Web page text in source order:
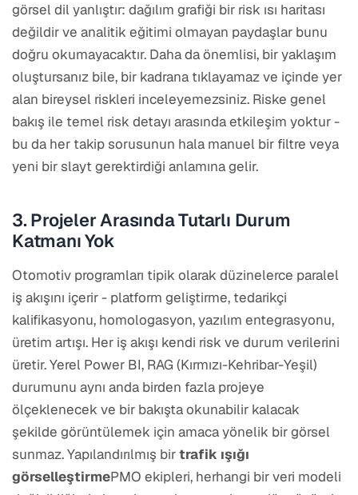
görsel dil yanlıştır: dağılım grafiği bir risk ısı haritası
değildir ve analitik eğitimi olmayan paydaşlar bunu
doğru okumayacaktır. Daha da önemlisi, bir yaklaşım
oluştursanız bile, bir kadrana tıklayamaz ve içinde yer
alan bireysel riskleri inceleyemezsiniz. Riske genel
bakış ile temel risk detayı arasında etkileşim yoktur -
bu da her takip sorusunun hala manuel bir filtre veya
yeni bir slayt gerektirdiği anlamına gelir.
3. Projeler Arasında Tutarlı Durum
Katmanı Yok
Otomotiv programları tipik olarak düzinelerce paralel
iş akışını içerir - platform geliştirme, tedarikçi
kalifikasyonu, homologasyon, yazılım entegrasyonu,
üretim artışı. Her iş akışı kendi risk ve durum verilerini
üretir. Yerel Power BI, RAG (Kırmızı-Kehribar-Yeşil)
durumunu aynı anda birden fazla projeye
ölçeklenecek ve bir bakışta okunabilir kalacak
şekilde görüntülemek için amaca yönelik bir görsel
sunmaz. Yapılandırılmış birtrafik ışığı
görselleştirmePMO ekipleri, herhangi bir veri modeli